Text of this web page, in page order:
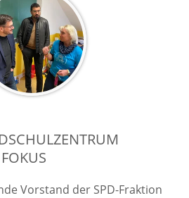
Vorstand der SPD-Fraktion